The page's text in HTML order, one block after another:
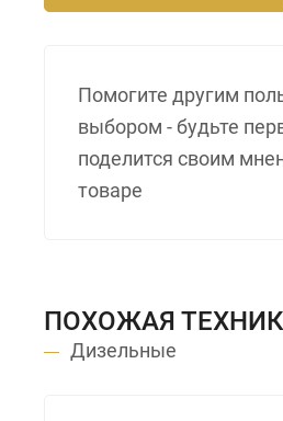
Помогите другим
выбором - будьте
поделится своим
товаре
ПОХОЖАЯ
Дизельные